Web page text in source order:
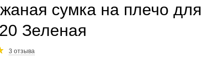
сумка на плечо
Зеленая
3 отзыва